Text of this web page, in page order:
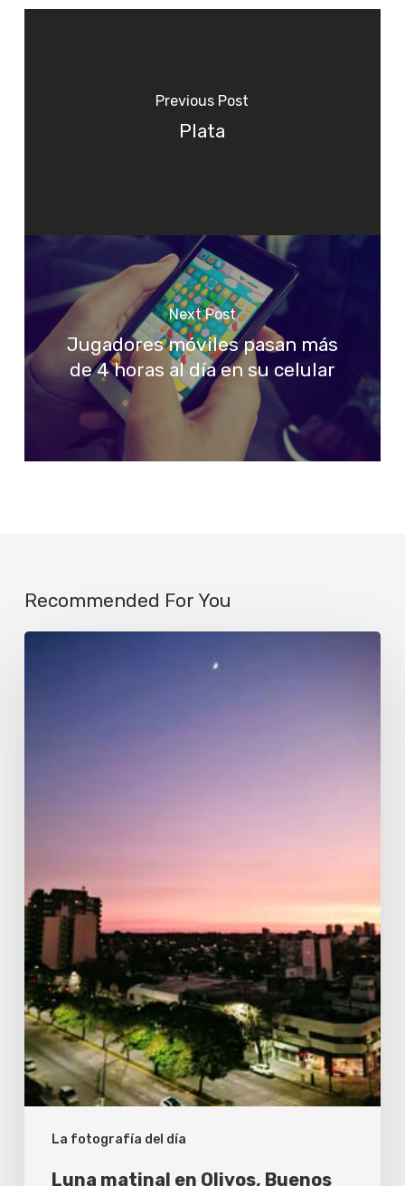
Previous Post
Plata
Next Post
Jugadores móviles pasan más
de 4 horas al día en su celular
Recommended For You
La fotografía del día
Luna matinal en Olivos, Buenos